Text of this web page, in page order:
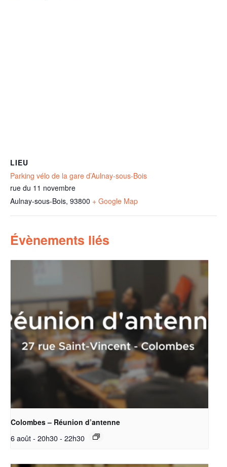
LIEU
Parking vélo de la gare d’Aulnay-sous-Bois
rue du 11 novembre
Aulnay-sous-Bois, 93800 + Google Map
Évènements liés
Colombes – Réunion d’antenne
6 août - 20h30- 22h30